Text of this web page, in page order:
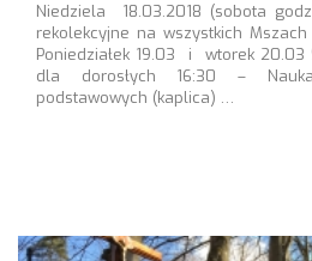
Niedziela 18.03.2018 (sobota
rekolekcyjne na wszystkich
Poniedziałek 19.03 i wtorek 20.03
dla dorosłych 16:30 –
podstawowych (kaplica) …